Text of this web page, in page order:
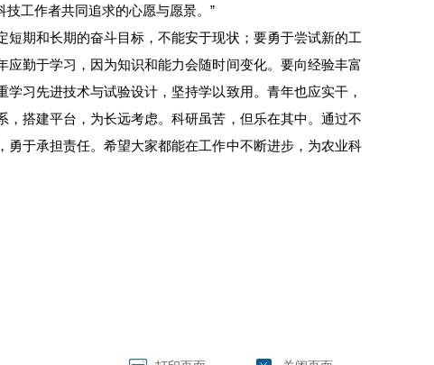
工作者共同追求的心愿与愿景。”
期和长期的奋斗目标，不能安于现状；要勇于尝试新的工
勤于学习，因为知识和能力会随时间变化。要向经验丰富
习先进技术与试验设计，坚持学以致用。青年也应实干，
搭建平台，为长远考虑。科研虽苦，但乐在其中。通过不
于承担责任。希望大家都能在工作中不断进步，为农业科